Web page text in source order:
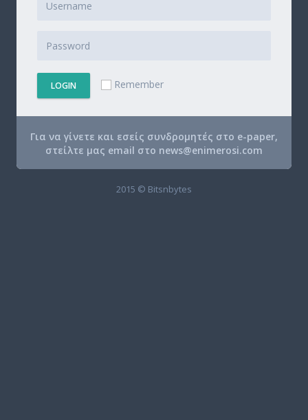
LOGIN Remember
Για να γίνετε και εσείς συνδρομητές στο e-paper,
στείλτε μας email στο news@enimerosi.com
2015 © Bitsnbytes